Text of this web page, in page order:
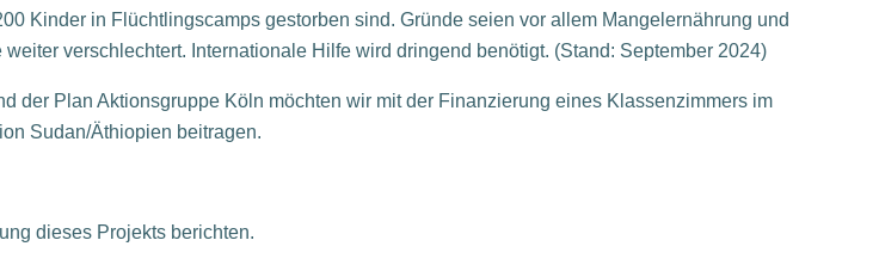
Kinder in Flüchtlingscamps gestorben sind. Gründe seien vor allem Mangelernährung und
verschlechtert. Internationale Hilfe wird dringend benötigt. (Stand: September 2024)
der Plan Aktionsgruppe Köln möchten wir mit der Finanzierung eines Klassenzimmers im
Sudan/Äthiopien beitragen.
dieses Projekts berichten.